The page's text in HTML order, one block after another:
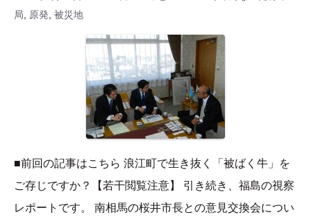
局, 原発, 被災地
■前回の記事はこちら 浪江町で生き抜く「被ばく牛」を
ご存じですか？【若干閲覧注意】 引き続き、福島の視察
レポートです。 南相馬の桜井市長との意見交換会につい